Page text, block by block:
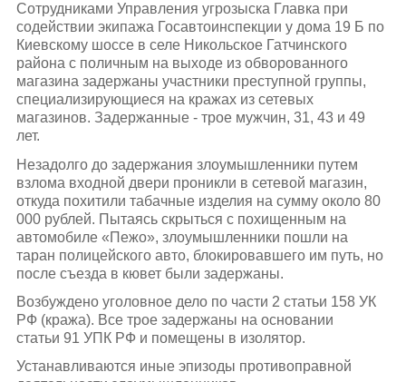
Сотрудниками Управления угрозыска Главка при
содействии экипажа Госавтоинспекции у дома 19 Б по
Киевскому шоссе в селе Никольское Гатчинского
района с поличным на выходе из обворованного
магазина задержаны участники преступной группы,
специализирующиеся на кражах из сетевых
магазинов. Задержанные - трое мужчин, 31, 43 и 49
лет.
Незадолго до задержания злоумышленники путем
взлома входной двери проникли в сетевой магазин,
откуда похитили табачные изделия на сумму около 80
000 рублей. Пытаясь скрыться с похищенным на
автомобиле «Пежо», злоумышленники пошли на
таран полицейского авто, блокировавшего им путь, но
после съезда в кювет были задержаны.
Возбуждено уголовное дело по части 2 статьи 158 УК
РФ (кража). Все трое задержаны на основании
статьи 91 УПК РФ и помещены в изолятор.
Устанавливаются иные эпизоды противоправной